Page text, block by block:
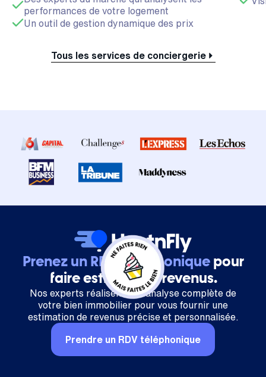
performances de votre logement
Un outil de gestion dynamique des prix
Tous les services de conciergerie
Prenez un RDV téléphoniquepour
faire estimer vos revenus.
Nos experts réalisent une analyse complète de
votre bien immobilier pour vous fournir une
estimation de revenus précise et personnalisée.
Prendre un RDV téléphonique